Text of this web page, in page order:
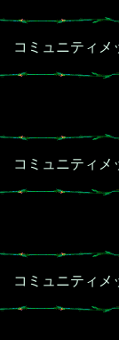
コミュニティメ
コミュニティメ
コミュニティメ